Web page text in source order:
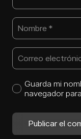
Guarda mi
navegador
Publicar el